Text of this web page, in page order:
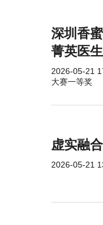
深圳香
菁英医
2026-05-21
大赛一等奖
虚实融
2026-05-21